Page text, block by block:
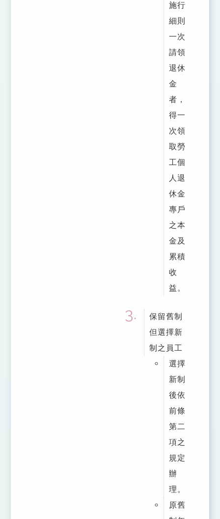
施行
細則
一次
請領
退休
金
者，
得一
次領
取勞
工個
人退
休金
專戶
之本
金及
累積
收
益。
保留舊制
但選擇新
制之員工
選擇
新制
後依
前條
第二
項之
規定
辦
理。
原舊